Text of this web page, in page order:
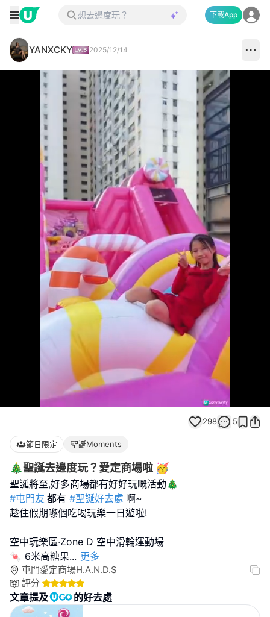
下載App
YANXCKY 2025/12/14
100.00%
298 5
節日限定 聖誕Moments
🎄聖誕去邊度玩？愛定商場啦 🥳
#屯門友 都有 #聖誕好去處 啊~
趁住假期嚟個吃喝玩樂一日遊啦!
空中玩樂區·Zone D 空中滑輪運動場
🍬 6米高糖果... 更多
屯門愛定商場H.A.N.D.S
評分
文章提及 的好去處